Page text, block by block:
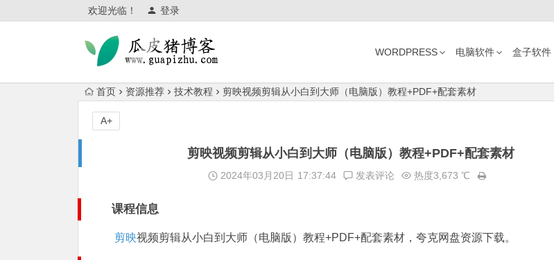
欢迎光临！ 登录
WORDPRESS 电脑软件 盒子软件
首页 资源推荐 技术教程 剪映视频剪辑从小白到大师（电脑版）教程+PDF+配套素材
剪映视频剪辑从小白到大师（电脑版）教程+PDF+配套素材
2024年03月20日 17:37:44 发表评论 热度3,673 ℃
课程信息
剪映视频剪辑从小白到大师（电脑版）教程+PDF+配套素材，夸克网盘资源下载。
A+